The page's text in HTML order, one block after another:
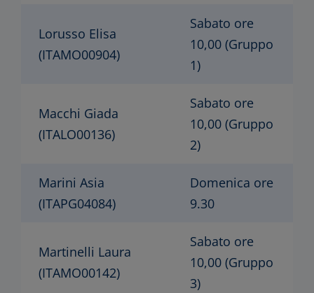
Lorusso Elisa
(ITAMO00904)
Sabato ore
10,00 (Gruppo
1)
Macchi Giada
(ITALO00136)
Sabato ore
10,00 (Gruppo
2)
Marini Asia
(ITAPG04084)
Domenica ore
9.30
Martinelli Laura
(ITAMO00142)
Sabato ore
10,00 (Gruppo
3)